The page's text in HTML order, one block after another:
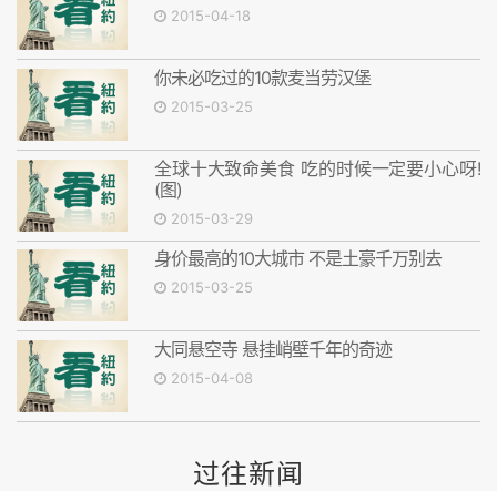
2015-04-18
你未必吃过的10款麦当劳汉堡
2015-03-25
全球十大致命美食 吃的时候一定要小心呀!
(图)
2015-03-29
身价最高的10大城市 不是土豪千万别去
2015-03-25
大同悬空寺 悬挂峭壁千年的奇迹
2015-04-08
过往新闻